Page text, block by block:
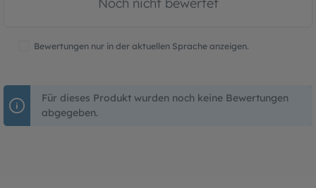
Bewertungen nur in der aktuellen Sprache anzeigen.
Für dieses Produkt wurden noch keine Bewertungen
abgegeben.